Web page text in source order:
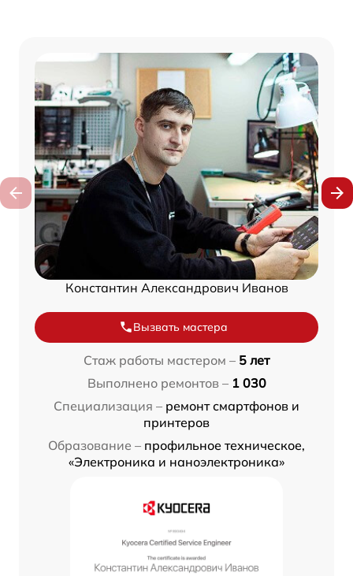
Константин Александрович Иванов
Вызвать мастера
Стаж работы мастером – 5 лет
Выполнено ремонтов – 1 030
Специализация – ремонт смартфонов и
принтеров
Образование – профильное техническое,
«Электроника и наноэлектроника»